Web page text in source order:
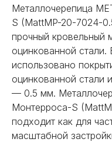
Металлочерепица
S (MattMP-20-7024-
прочный кровельный
оцинкованной стали.
использовано
оцинкованной стали
— 0.5 мм.
Монтерроса-S
подходит как для
масштабной